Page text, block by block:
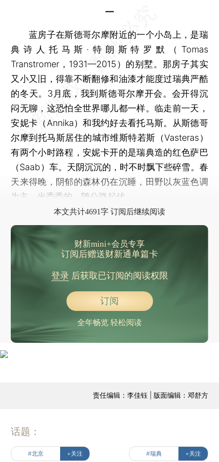
一
蓝房子在斯德哥尔摩附近的一个小岛上，是瑞
典诗人托马斯·特朗斯特罗默（Tomas
Transtromer，1931—2015）的别墅。那房子其实
又小又旧，得靠不断翻修和油漆才能度过瑞典严酷
的冬天。3月底，我到斯德哥尔摩开会。会开得沉
闷无聊，这恐怕全世界哪儿都一样。临走前一天，
安妮卡（Annika）和我约好去看托马斯。从斯德哥
尔摩到托马斯居住的城市维斯特若斯（Vasteras）
有两个小时路程，安妮卡开的是瑞典造的红色萨巴
（Saab）车。天阴沉沉的，时不时飘下些碎雪。春
天来得晚，阴郁的森林仍在沉睡，田野以灰蓝色调
为主，光秃秃的，随公路起伏。
本文共计4691字 订阅后继续阅读
财新mini+会员专享
订阅后赠送财新通单篇卡
登录后获取已订阅的阅读权限
订阅
全年畅览 轻松阅读
责任编辑：李佳钰 | 版面编辑：邓舒方
话题：
#北京 +关注 #瑞典 +关注